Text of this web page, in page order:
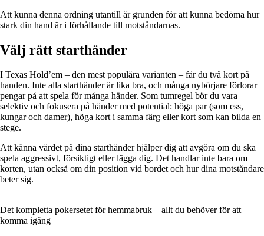
Att kunna denna ordning utantill är grunden för att kunna bedöma hur
stark din hand är i förhållande till motståndarnas.
Välj rätt starthänder
I Texas Hold’em – den mest populära varianten – får du två kort på
handen. Inte alla starthänder är lika bra, och många nybörjare förlorar
pengar på att spela för många händer. Som tumregel bör du vara
selektiv och fokusera på händer med potential: höga par (som ess,
kungar och damer), höga kort i samma färg eller kort som kan bilda en
stege.
Att känna värdet på dina starthänder hjälper dig att avgöra om du ska
spela aggressivt, försiktigt eller lägga dig. Det handlar inte bara om
korten, utan också om din position vid bordet och hur dina motståndare
beter sig.
Det kompletta pokersetet för hemmabruk – allt du behöver för att
komma igång